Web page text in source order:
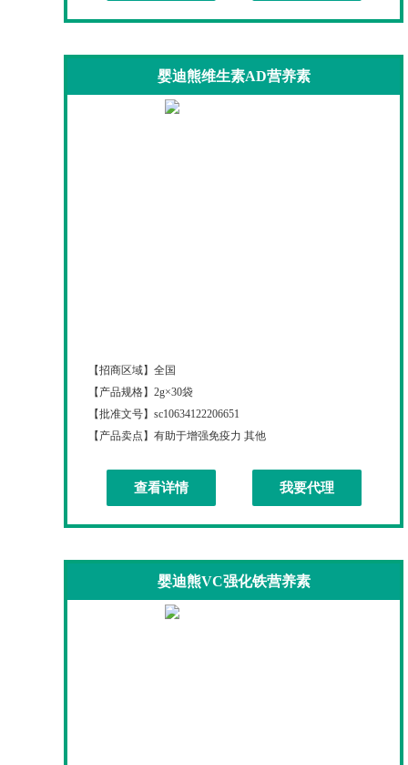
婴迪熊维生素AD营养素
【招商区域】 全国
【产品规格】 2g×30袋
【批准文号】 sc10634122206651
【产品卖点】 有助于增强免疫力 其他
查看详情 我要代理
婴迪熊VC强化铁营养素